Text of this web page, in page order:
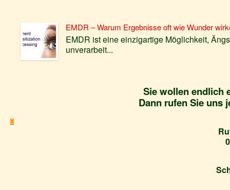
EMDR – Warum Ergebnisse oft wie Wunder
EMDR ist eine einzigartige Möglichkeit,
unverarbeit...
Sie wollen endlich
Dann rufen Sie uns